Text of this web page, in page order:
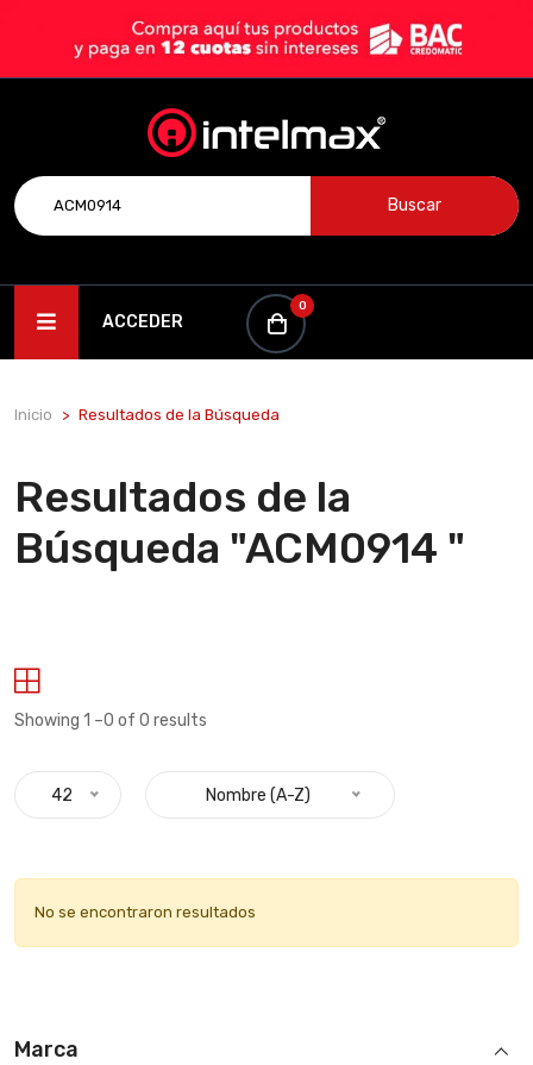
Buscar
ACCEDER
0
Inicio Resultados de la Búsqueda
Marca
Resultados de la
Búsqueda "ACM0914 "
Showing 1 –0 of 0 results
42 Nombre (A-Z)
No se encontraron resultados